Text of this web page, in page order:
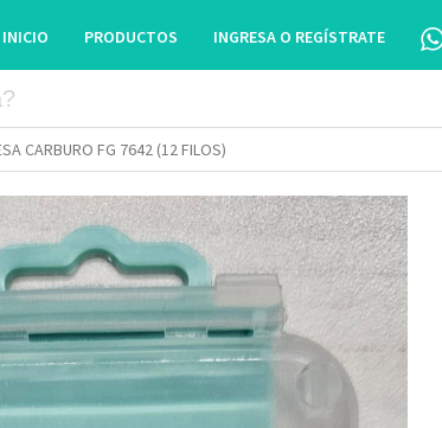
INICIO PRODUCTOS INGRESA O REGÍSTRATE
CARBURO FG 7642 (12 FILOS)